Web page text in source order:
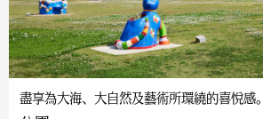
盡享為大海、大自然及藝術所環繞的喜悅感。